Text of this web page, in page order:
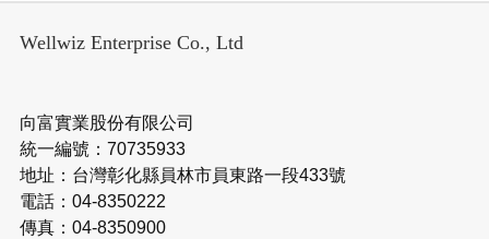
Wellwiz Enterprise Co., Ltd
向富實業股份有限公司
統一編號：70735933
地址：台灣彰化縣員林市員東路一段433號
電話：04-8350222
傳真：04-8350900